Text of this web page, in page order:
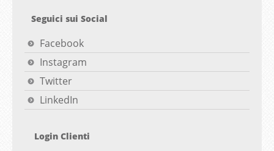
Seguici sui Social
Facebook
Instagram
Twitter
LinkedIn
Login Clienti